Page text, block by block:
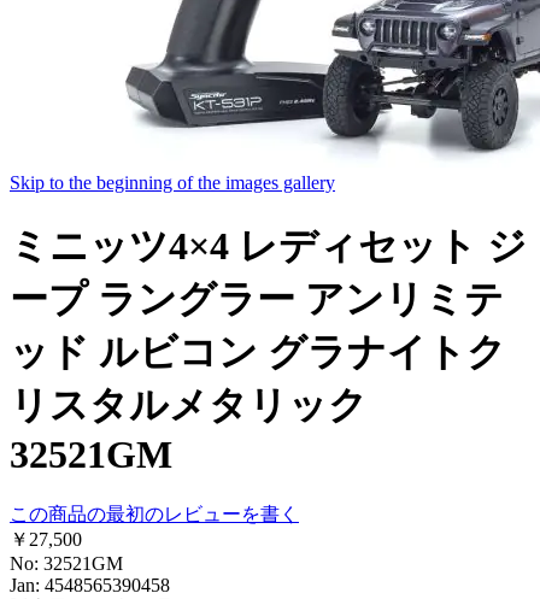
Skip to the beginning of the images gallery
ミニッツ4×4 レディセット ジ
ープ ラングラー アンリミテ
ッド ルビコン グラナイトク
リスタルメタリック
32521GM
この商品の最初のレビューを書く
￥27,500
No: 32521GM
Jan: 4548565390458